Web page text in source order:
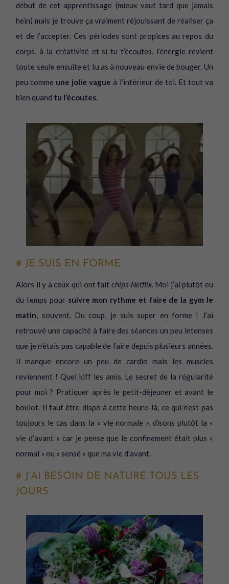
début de cet apprentissage (mieux vaut tard que jamais
hein) mais je trouve ça vraiment réjouissant de réaliser ça
et de l’accepter. Ces périodes sont propices au repos du
corps, à la créativité et si tu t’écoutes, l’énergie revient
toute seule ensuite et tu as à nouveau envie de bouger. Un
peu comme une jolie vague à l’intérieur de toi. Et tout va
bien quand tu l’écoutes.
# JE SUIS EN FORME
Alors il y a ceux qui ont fait chips-Netflix. Moi j’ai plutôt eu
du temps pour suivre mon rythme et faire de la gym le
matin, souvent. Du coup, je suis super en forme ! J’ai
retrouvé une capacité à faire des séances un peu intenses
que je n’étais pas capable de faire depuis plusieurs années.
Il manque encore un peu de cardio mais les muscles
reviennent ! Quel kiff les amis. Le secret de la régularité
pour moi ? Pratiquer après le petit-déjeuner et avant le
boulot. Il faut être dispo à cette heure-là, ce qui n’est pas
toujours le cas dans la « vie normale », disons plutôt la «
vie d’avant » car je pense que le confinement était plus «
normal » ou « sensé » que ma vie d’avant.
# J’AI BESOIN DE NATURE TOUS LES
JOURS